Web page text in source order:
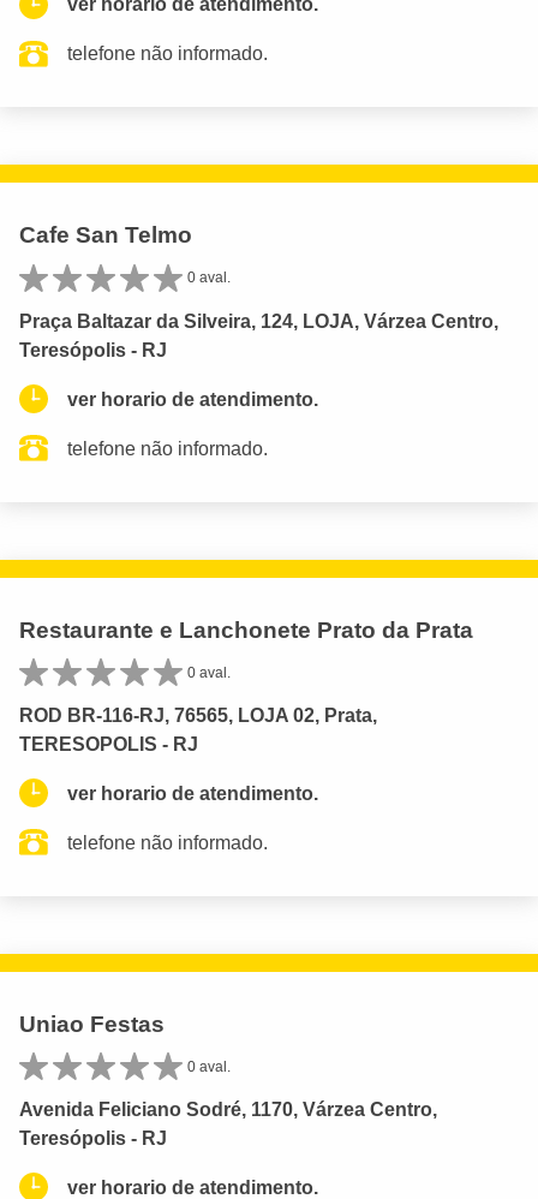
ver horario de atendimento.
telefone não informado.
Cafe San Telmo
0 aval.
Praça Baltazar da Silveira, 124, LOJA, Várzea Centro,
Teresópolis - RJ
ver horario de atendimento.
telefone não informado.
Restaurante e Lanchonete Prato da Prata
0 aval.
ROD BR-116-RJ, 76565, LOJA 02, Prata,
TERESOPOLIS - RJ
ver horario de atendimento.
telefone não informado.
Uniao Festas
0 aval.
Avenida Feliciano Sodré, 1170, Várzea Centro,
Teresópolis - RJ
ver horario de atendimento.